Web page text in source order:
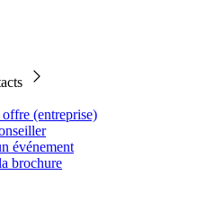
(entreprise)
événement
brochure